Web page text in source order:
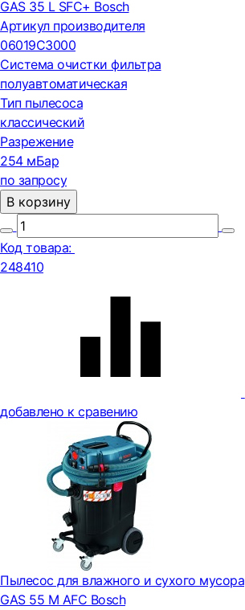
GAS 35 L SFC+ Bosch
Артикул производителя
06019C3000
Система очистки фильтра
полуавтоматическая
Тип пылесоса
классический
Разрежение
254 мБар
по запросу
В корзину
Код товара:
248410
добавлено к сравению
Пылесос для влажного и сухого мусора
GAS 55 M AFC Bosch